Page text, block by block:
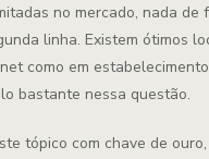
no mercado, nada de
linha. Existem ótimos
como em
bastante nessa questão.
tópico com chave de